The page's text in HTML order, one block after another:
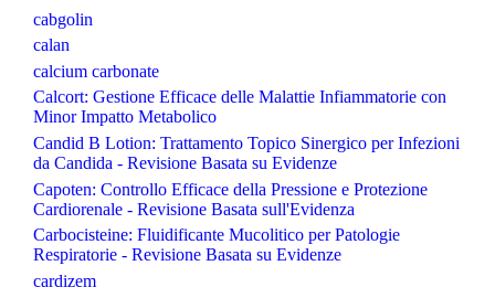
cabgolin
calan
calcium carbonate
Calcort: Gestione Efficace delle Malattie Infiammatorie con
Minor Impatto Metabolico
Candid B Lotion: Trattamento Topico Sinergico per Infezioni
da Candida - Revisione Basata su Evidenze
Capoten: Controllo Efficace della Pressione e Protezione
Cardiorenale - Revisione Basata sull'Evidenza
Carbocisteine: Fluidificante Mucolitico per Patologie
Respiratorie - Revisione Basata su Evidenze
cardizem